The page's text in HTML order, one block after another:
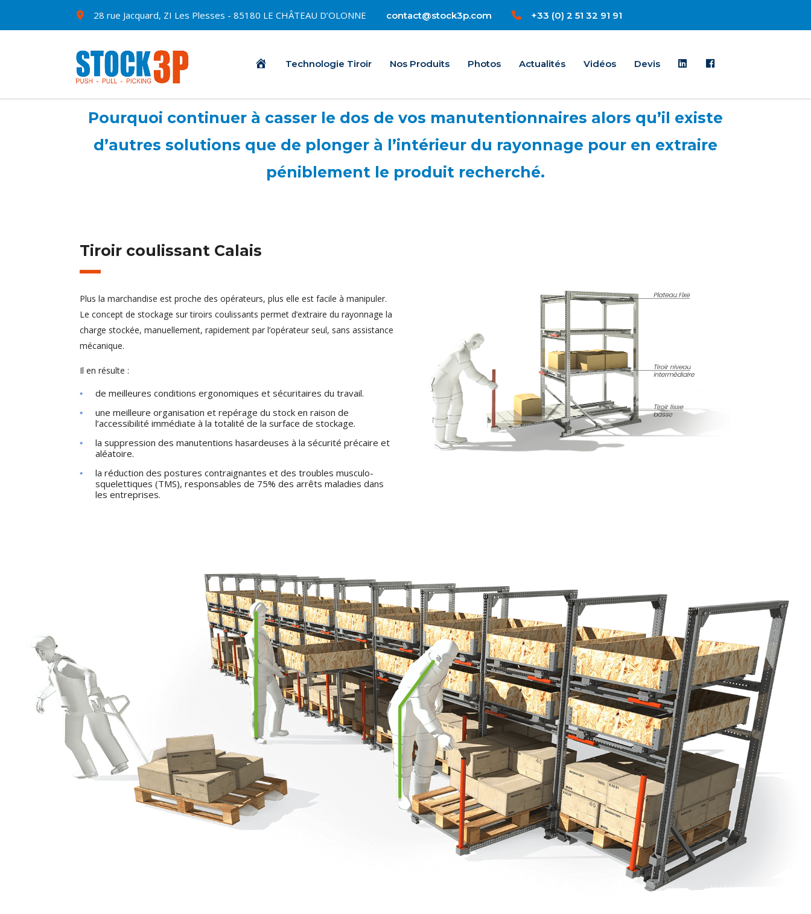
28 rue Jacquard, ZI Les Plesses - 85180 LE CHÂTEAU D’OLONNE contact@stock3p.com +33 (0) 2 51 32 91 91
AccueilTechnologie Tiroir Nos Produits Photos Actualités Vidéos Devis Linkedin
Pourquoi continuer à casser le dos de vos manutentionnaires alors qu’il existe
d’autres solutions que de plonger à l’intérieur du rayonnage pour en extraire
péniblement le produit recherché.
Tiroir coulissant Calais
Plus la marchandise est proche des opérateurs, plus elle est facile à manipuler.
Le concept de stockage sur tiroirs coulissants permet d’extraire du rayonnage la
charge stockée, manuellement, rapidement par l’opérateur seul, sans assistance
mécanique.
Il en résulte :
de meilleures conditions ergonomiques et sécuritaires du travail.
une meilleure organisation et repérage du stock en raison de
l’accessibilité immédiate à la totalité de la surface de stockage.
la suppression des manutentions hasardeuses à la sécurité précaire et
aléatoire.
la réduction des postures contraignantes et des troubles musculo-
squelettiques (TMS), responsables de 75% des arrêts maladies dans
les entreprises.